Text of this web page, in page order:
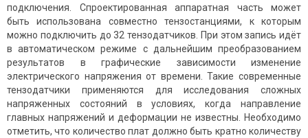
подключения. Спроектированная аппаратная часть может
быть использована совместно тензостанциями, к которым
можно подключить до 32 тензодатчиков. При этом запись идёт
в автоматическом режиме с дальнейшим преобразованием
результатов в графические зависимости изменение
электрического напряжения от времени. Такие современные
тензодатчики применяются для исследования сложных
напряженных состояний в условиях, когда направление
главных напряжений и деформации не известны. Необходимо
отметить, что количество плат должно быть кратно количеству